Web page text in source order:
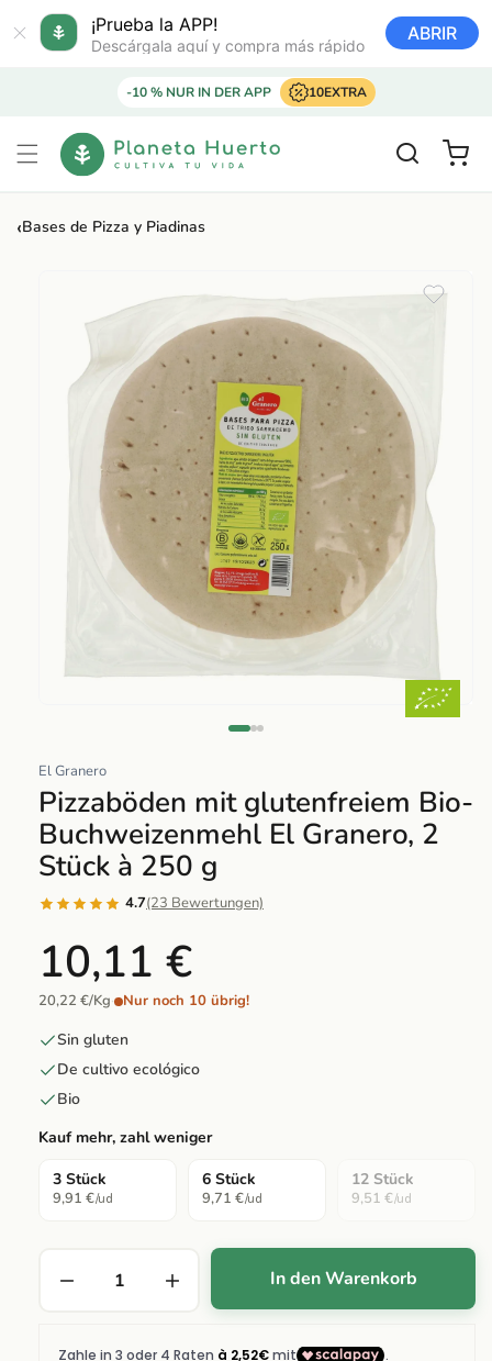
¡Prueba la APP!
Descárgala aquí y compra más rápido
ABRIR
directamente
al contenido
-10 % NUR IN DER APP 10EXTRA
Carrito
‹Bases de Pizza y Piadinas
del producto
multimedia
1
en
una
ventana
El Granero
Pizzaböden mit glutenfreiem Bio-
Buchweizenmehl El Granero, 2
Stück à 250 g
4.7(23 Bewertungen)
10,11 €
20,22 €/Kg· Nur noch 10 übrig!
Sin gluten
De cultivo ecológico
Bio
Kauf mehr, zahl weniger
3 Stück
9,91 €/ud
6 Stück
9,71 €/ud
12 Stück
9,51 €/ud
In den Warenkorb